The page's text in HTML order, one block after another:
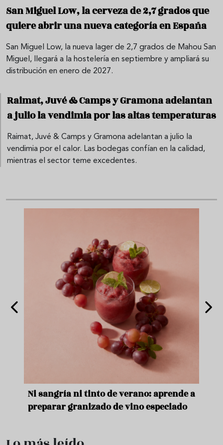
San Miguel Low, la cerveza de 2,7 grados que
quiere abrir una nueva categoría en España
San Miguel Low, la nueva lager de 2,7 grados de Mahou San
Miguel, llegará a la hostelería en septiembre y ampliará su
distribución en enero de 2027.
Raimat, Juvé & Camps y Gramona adelantan
a julio la vendimia por las altas temperaturas
Raimat, Juvé & Camps y Gramona adelantan a julio la
vendimia por el calor. Las bodegas confían en la calidad,
mientras el sector teme excedentes.
Ni sangría ni tinto de verano: aprende a
preparar granizado de vino especiado